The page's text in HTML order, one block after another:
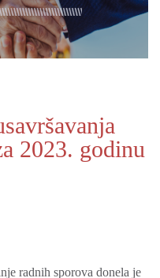
2023. godinu
radnih sporova donela je